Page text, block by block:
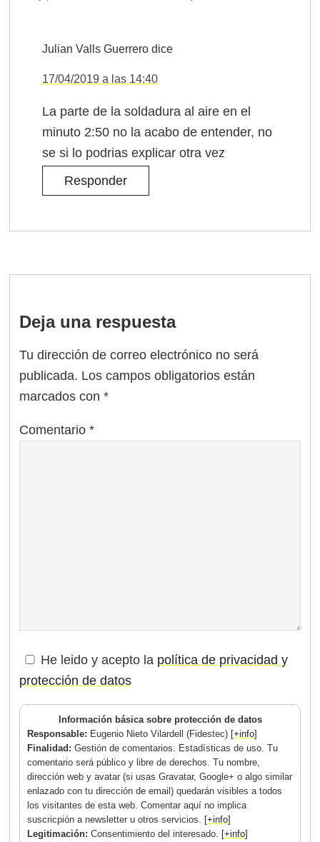
Julian Valls Guerrero dice
17/04/2019 a las 14:40
La parte de la soldadura al aire en el
minuto 2:50 no la acabo de entender, no
se si lo podrias explicar otra vez
Responder
Deja una respuesta
Tu dirección de correo electrónico no será
publicada. Los campos obligatorios están
marcados con*
Comentario*
He leido y acepto la política de privacidad y
protección de datos
Información básica sobre protección de datos
Responsable: Eugenio Nieto Vilardell (Fidestec) [+info]
Finalidad:Gestión de comentarios. Estadísticas de uso. Tu
comentario será público y libre de derechos. Tu nombre,
dirección web y avatar (si usas Gravatar, Google+ o algo similar
enlazado con tu dirección de email) quedarán visibles a todos
los visitantes de esta web. Comentar aquí no implica
suscricpión a newsletter u otros servicios. [+info]
Legitimación:Consentimiento del interesado. [+info]